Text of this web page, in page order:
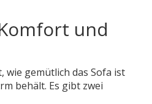
und
wie gemütlich das Sofa ist
behält. Es gibt zwei